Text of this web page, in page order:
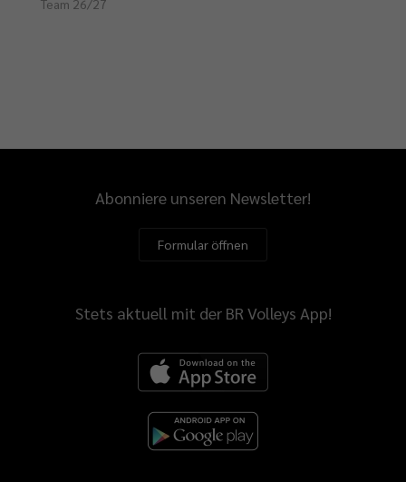
Team 26/27
Abonniere unseren Newsletter!
Formular öffnen
Stets aktuell mit der BR Volleys App!